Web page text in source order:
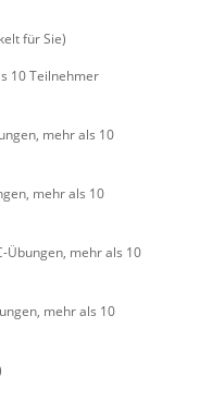
für Sie)
10 Teilnehmer
mehr als 10
mehr als 10
Übungen, mehr als 10
mehr als 10